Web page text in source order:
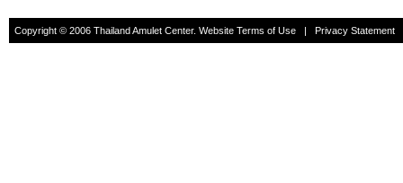
Copyright © 2006 Thailand Amulet Center. Website Terms of Use | Privacy Statement